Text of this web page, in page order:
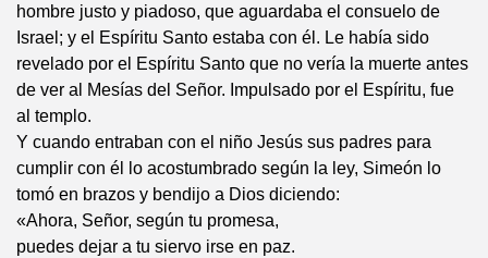
hombre justo y piadoso, que aguardaba el consuelo de
Israel; y el Espíritu Santo estaba con él. Le había sido
revelado por el Espíritu Santo que no vería la muerte antes
de ver al Mesías del Señor. Impulsado por el Espíritu, fue
al templo.
Y cuando entraban con el niño Jesús sus padres para
cumplir con él lo acostumbrado según la ley, Simeón lo
tomó en brazos y bendijo a Dios diciendo:
«Ahora, Señor, según tu promesa,
puedes dejar a tu siervo irse en paz.